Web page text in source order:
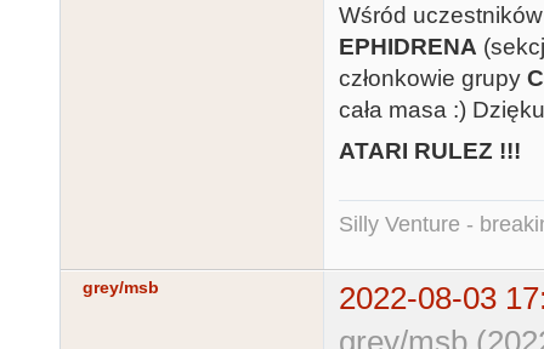
Wśród
EPHIDRENA
członkowie grupy
cała masa :)
ATARI RULEZ !!!
Silly Venture -
grey/msb
2022-08-03
grey/msb